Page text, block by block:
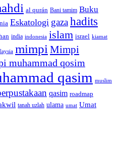
al qurán Bani tamim Buku
Eskatologi gazahadits
india indonesia islam israel kiamat
mimpi Mimpi
muhammad qosim
qasim muslim
qasim roadmap
tanah uzlah ulama umat Umat